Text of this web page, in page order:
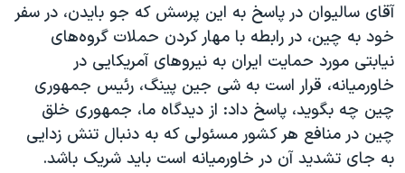
نرگس محمدی برنده جایزه نوبل صلح
همایش محافظه‌کاران آمریکا «سی‌پک»
صفحه‌های ویژه
سفر پرزیدنت ترامپ به چین
آقای سالیوان در پاسخ به این پرسش که جو بایدن، در سفر
خود به چین، در رابطه با مهار کردن حملات گروه‌های
نیابتی مورد حمایت ایران به نیروهای آمریکایی در
خاورمیانه، قرار است به شی جین پینگ، رئیس جمهوری
چین چه بگوید، پاسخ داد: از دیدگاه ما، جمهوری خلق
چین در منافع هر کشور مسئولی که به دنبال تنش زدایی
به جای تشدید آن در خاورمیانه است باید شریک باشد.